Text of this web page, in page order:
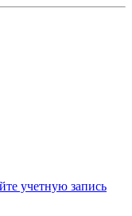
учетную запись